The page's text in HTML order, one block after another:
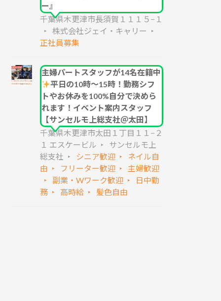
ー』
千葉県木更津市長須賀１１１５−１
株式会社ジェイ・キャリー
正社員募集
主婦パートスタッフが14名在籍中
平日の10時～15時！勤務シフ
トやお休みを100%自分で決めら
れます！イベント案内スタッフ
【サンセルモ上総支社＠太田】
千葉県木更津市太田１丁目１１−２
１ エスケービル
サンセルモ上
総支社
シニア歓迎
ネイル自
由
フリーター歓迎
主婦歓迎
副業・Wワーク歓迎
日中勤
務
高時給 髪色自由